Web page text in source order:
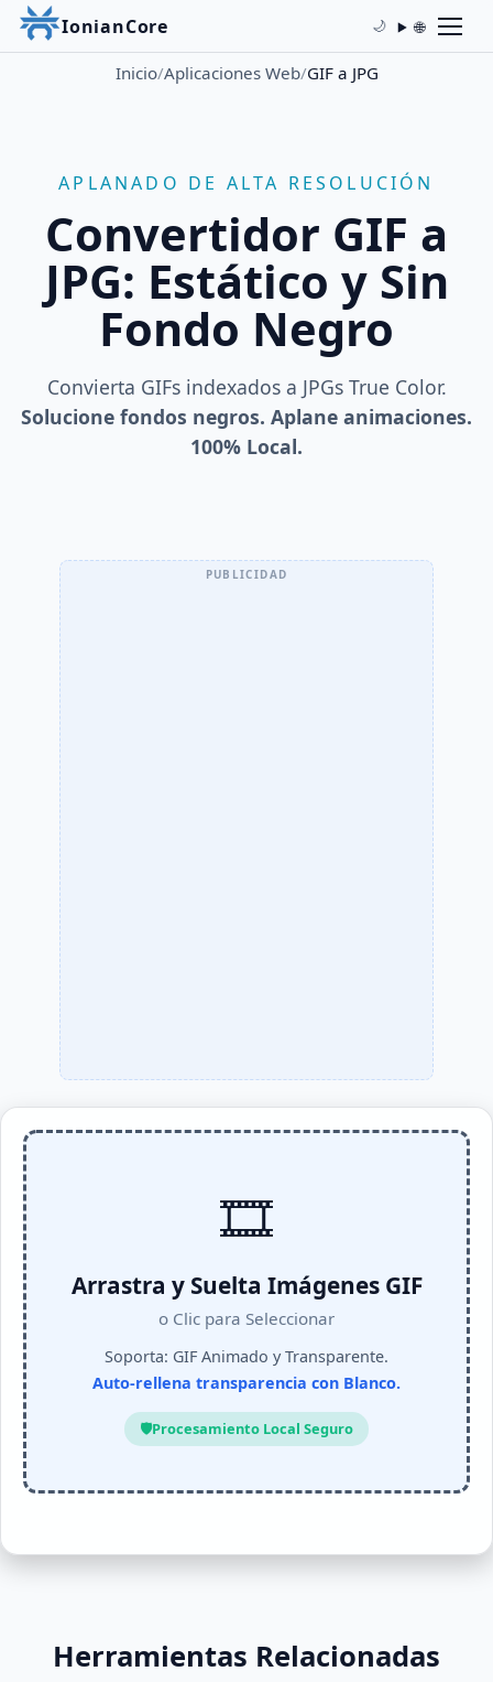
IonianCore 🌙 🌐
Inicio/Aplicaciones Web/GIF a JPG
APLANADO DE ALTA RESOLUCIÓN
Convertidor GIF a
JPG: Estático y Sin
Fondo Negro
Convierta GIFs indexados a JPGs True Color.
Solucione fondos negros. Aplane animaciones.
100% Local.
🎞️
Arrastra y Suelta Imágenes GIF
o Clic para Seleccionar
Soporta: GIF Animado y Transparente.
Auto-rellena transparencia con Blanco.
🛡️Procesamiento Local Seguro
Herramientas Relacionadas